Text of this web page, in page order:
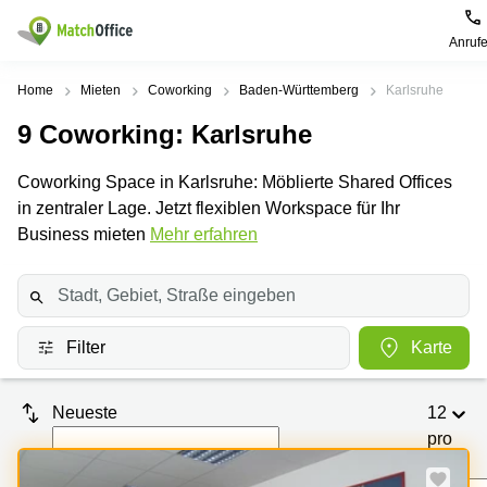
Mieten / Vermieten
Produktseiten
Büro
mieten
Business
Coworking
Space
Seminarraum
Büro
Beliebte
Büro
mieten
Geschäftsadresse
Hamburg
Geschäftsadresse
mieten
Düsseldorf
Geschäftsadresse
Beliebte
Regus
Dortmund
Ruhrallee
9
Dortmund
Office Club
Ballindamm
Hirsch-
Hilfe
Über uns
Preis
Log-in
Home Mieten Coworking Baden-Württemberg Karlsruhe
9 Coworking: Karlsruhe
Coworking Space in Karlsruhe: Möblierte Shared Offices
in zentraler Lage. Jetzt flexiblen Workspace für Ihr
Business mieten Mehr erfahren
Filter Karte
Neueste
12
pro
Seite